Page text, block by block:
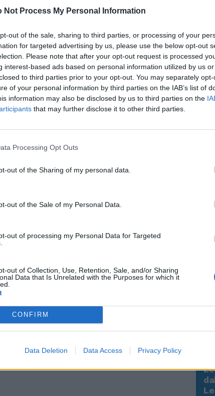
Not Process My Personal Information
out of the sale, sharing to third parties, or processing of your
for targeted advertising by us, please use the below opt-out
Please note that after your opt-out request is processed
interest-based ads based on personal information utilized by us
to third parties prior to your opt-out. You may separately
of your personal information by third parties on the IAB’s list of
information may also be disclosed by us to third parties on the
that may further disclose it to other third parties.
Processing Opt Outs
out of the Sharing of my personal data.
out of the Sale of my Personal Data.
out of processing my Personal Data for Targeted
out of Collection, Use, Retention, Sale, and/or Sharing
Data that Is Unrelated with the Purposes for which it
CONFIRM
Data Deletion Data Access Privacy Policy